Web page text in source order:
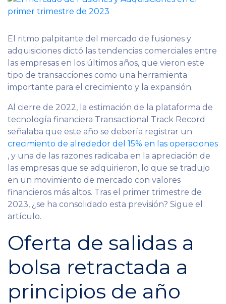
El ritmo palpitante del mercado de fusiones y
adquisiciones dictó las tendencias comerciales entre
las empresas en los últimos años, que vieron este
tipo de transacciones como una herramienta
importante para el crecimiento y la expansión.
Al cierre de 2022, la estimación de la plataforma de
tecnología financiera Transactional Track Record
señalaba que este año se debería registrar un
crecimiento de alrededor del 15% en las operaciones
, y una de las razones radicaba en la apreciación de
las empresas que se adquirieron, lo que se tradujo
en un movimiento de mercado con valores
financieros más altos. Tras el primer trimestre de
2023, ¿se ha consolidado esta previsión? Sigue el
artículo.
Oferta de salidas a
bolsa retractada a
principios de año